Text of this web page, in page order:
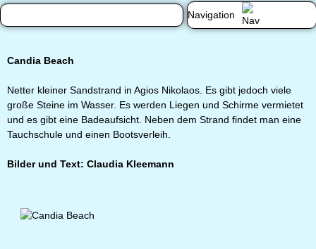
Navigation
Candia Beach
Netter kleiner Sandstrand in Agios Nikolaos. Es gibt jedoch viele
große Steine im Wasser. Es werden Liegen und Schirme vermietet
und es gibt eine Badeaufsicht. Neben dem Strand findet man eine
Tauchschule und einen Bootsverleih.
Bilder und Text: Claudia Kleemann